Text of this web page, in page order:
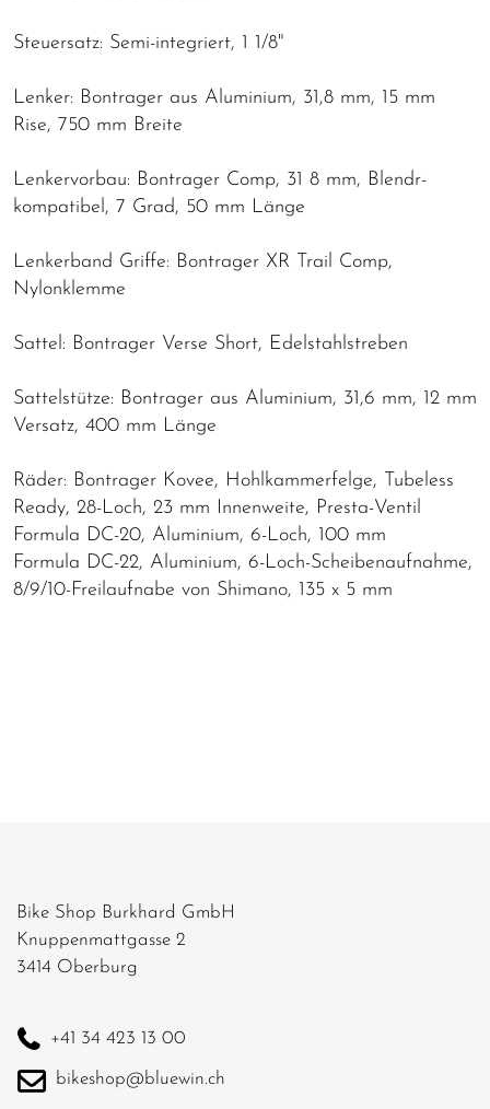
Steuersatz: Semi-integriert, 1 1/8"
Lenker: Bontrager aus Aluminium, 31,8 mm, 15 mm
Rise, 750 mm Breite
Lenkervorbau: Bontrager Comp, 31 8 mm, Blendr-
kompatibel, 7 Grad, 50 mm Länge
Lenkerband Griffe: Bontrager XR Trail Comp,
Nylonklemme
Sattel: Bontrager Verse Short, Edelstahlstreben
Sattelstütze: Bontrager aus Aluminium, 31,6 mm, 12 mm
Versatz, 400 mm Länge
Räder: Bontrager Kovee, Hohlkammerfelge, Tubeless
Ready, 28-Loch, 23 mm Innenweite, Presta-Ventil
Formula DC-20, Aluminium, 6-Loch, 100 mm
Formula DC-22, Aluminium, 6-Loch-Scheibenaufnahme,
8/9/10-Freilaufnabe von Shimano, 135 x 5 mm
Bike Shop Burkhard GmbH
Knuppenmattgasse 2
3414 Oberburg
+41 34 423 13 00
bikeshop@bluewin.ch